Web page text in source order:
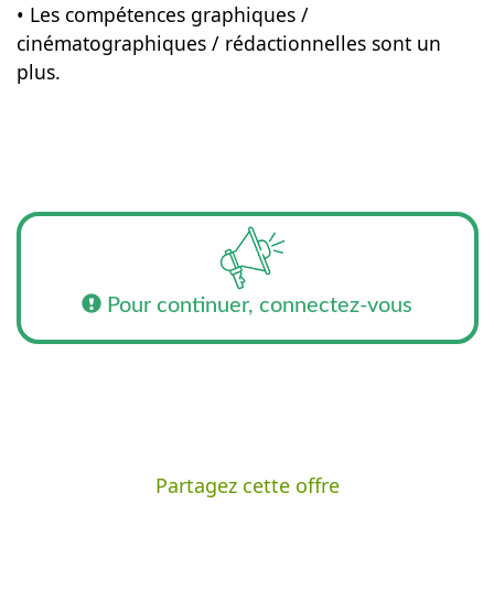
• Les compétences graphiques /
cinématographiques / rédactionnelles sont un
plus.
Pour continuer, connectez-vous
Partagez cette offre